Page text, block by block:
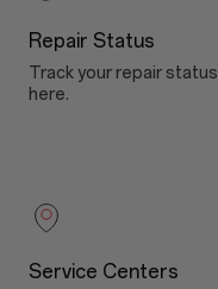
Repair Status
Track your repair status
here.
Service Centers